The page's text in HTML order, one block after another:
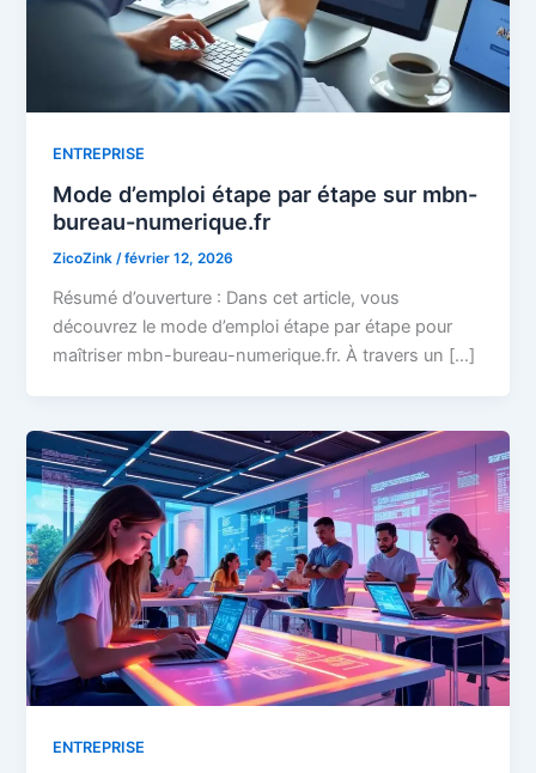
ENTREPRISE
Mode d’emploi étape par étape sur mbn-
bureau-numerique.fr
ZicoZink/février 12, 2026
Résumé d’ouverture : Dans cet article, vous
découvrez le mode d’emploi étape par étape pour
maîtriser mbn-bureau-numerique.fr. À travers un […]
ENTREPRISE